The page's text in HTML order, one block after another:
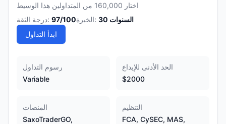
اختار 160,000 من المتداولين هذا الوسيط
درجة الثقة: 97/100 الخبرة: 30 السنوات
ابدأ التداول
رسوم التداول
Variable
الحد الأدنى للإيداع
$2000
المنصات
SaxoTraderGO,
التنظيم
FCA, CySEC, MAS,